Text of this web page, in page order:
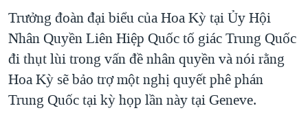
tới
"Tìm"
VẠCH TRẦN TIN GIẢ
NGƯỜI VIỆT HẢI NGOẠI
ĐỜI SỐNG
KINH TẾ
CHIẾN TRANH THƯƠNG MẠI CỦA MỸ: QUÁ KHỨ VÀ HIỆN
HÀNH TRÌNH BẦU CỬ 2024
MỘT NĂM CHIẾN TRANH TẠI DẢI GAZA
GIẢI MÃ VÀNH ĐAI & CON ĐƯỜNG
HỌC TIẾNG ANH
VIDEO
NGHE
MẠNG XÃ HỘI
Trưởng đoàn đại biểu của Hoa Kỳ tại Ủy Hội
Nhân Quyền Liên Hiệp Quốc tố giác Trung Quốc
đi thụt lùi trong vấn đề nhân quyền và nói rằng
Hoa Kỳ sẽ bảo trợ một nghị quyết phê phán
Trung Quốc tại kỳ họp lần này tại Geneve.